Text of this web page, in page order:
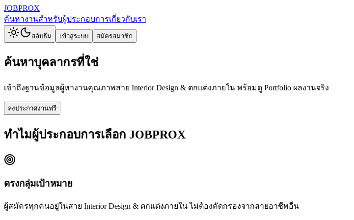
JOBPROX
ค้นหางานสำหรับผู้ประกอบการเกี่ยวกับเรา
สลับธีม เข้าสู่ระบบ สมัครสมาชิก
ค้นหาบุคลากรที่ใช่
เข้าถึงฐานข้อมูลผู้หางานคุณภาพสาย Interior Design & ตกแต่งภายใน พร้อมดู Portfolio ผลงานจริง
ลงประกาศงานฟรี
ทำไมผู้ประกอบการเลือก JOBPROX
ตรงกลุ่มเป้าหมาย
ผู้สมัครทุกคนอยู่ในสาย Interior Design & ตกแต่งภายใน ไม่ต้องคัดกรองจากสายอาชีพอื่น